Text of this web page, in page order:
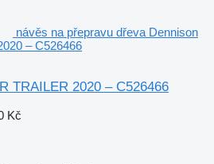
návěs na přepravu dřeva Dennison
– C526466
TRAILER 2020 – C526466
Kč